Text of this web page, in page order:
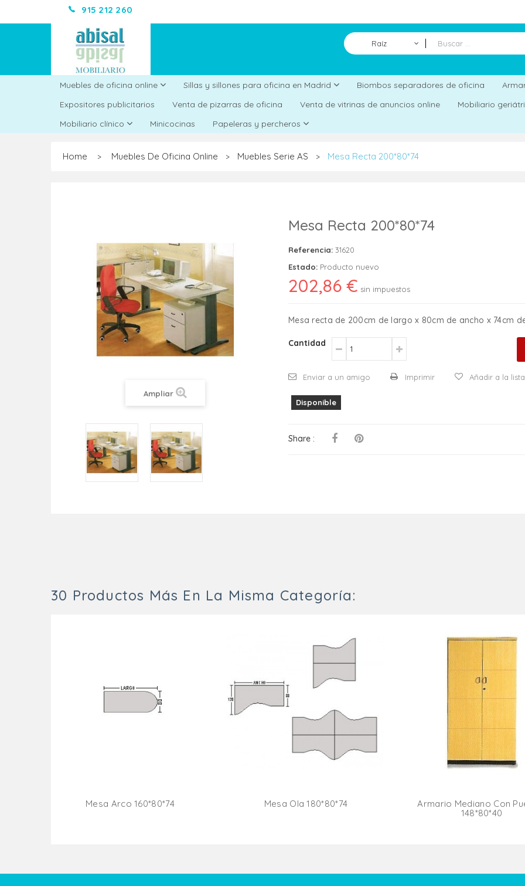
915 212 260
Raíz
Muebles de oficina online Sillas y sillones para oficina en Madrid Biombos separadores de oficina
Expositores publicitarios
Venta de pizarras de oficina Venta de vitrinas de anuncios online Mobiliario
Mobiliario clínico
Minicocinas Papeleras y percheros
Home > Muebles De Oficina Online > Muebles Serie AS > Mesa Recta 200*80*74
Ampliar
Mesa Recta 200*80*74
Referencia: 31620
Estado: Producto nuevo
202,86 € sin impuestos
Mesa recta de 200cm de largo x 80cm de ancho x 74cm
Cantidad
Enviar a un amigo Imprimir Añadir a la
Disponible
Share :
30 Productos Más En La Misma Categoría:
Mesa Arco 160*80*74
Mesa Ola 180*80*74
Armario Mediano Con
148*80*40